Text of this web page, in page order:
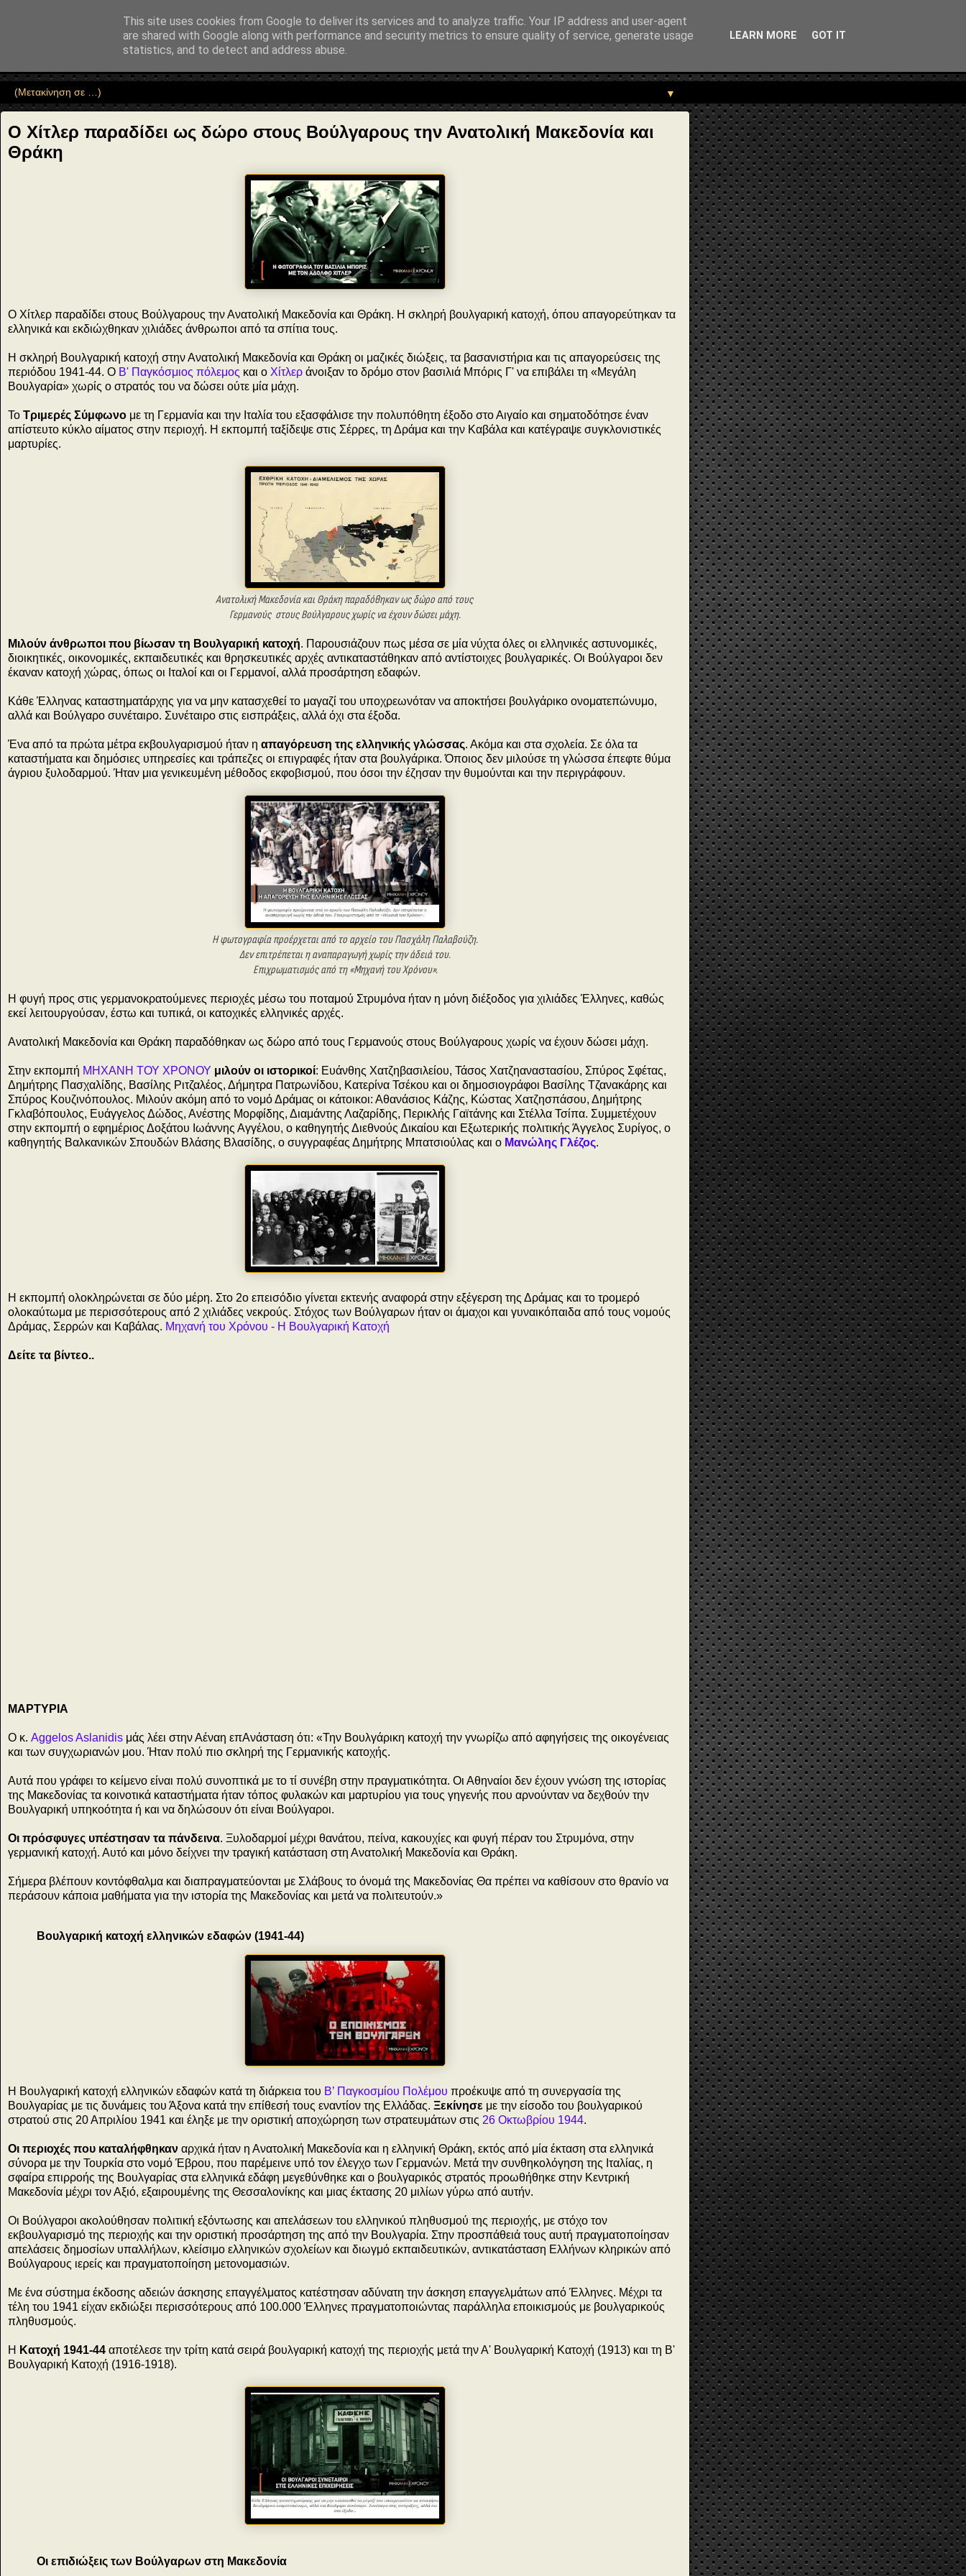
Αέναη επΑνάσταση
▼
Ο Χίτλερ παραδίδει ως δώρο στους Βούλγαρους την Ανατολική Μακεδονία και
Θράκη
Ο Χίτλερ παραδίδει στους Βούλγαρους την Ανατολική Μακεδονία και Θράκη. Η σκληρή βουλγαρική κατοχή, όπου απαγορεύτηκαν τα
ελληνικά και εκδιώχθηκαν χιλιάδες άνθρωποι από τα σπίτια τους.
Η σκληρή Βουλγαρική κατοχή στην Ανατολική Μακεδονία και Θράκη οι μαζικές διώξεις, τα βασανιστήρια και τις απαγορεύσεις της
περιόδου 1941-44. Ο Β' Παγκόσμιος πόλεμος και ο Χίτλερ άνοιξαν το δρόμο στον βασιλιά Μπόρις Γ' να επιβάλει τη «Μεγάλη
Βουλγαρία» χωρίς ο στρατός του να δώσει ούτε μία μάχη.
Το Τριμερές Σύμφωνο με τη Γερμανία και την Ιταλία του εξασφάλισε την πολυπόθητη έξοδο στο Αιγαίο και σηματοδότησε έναν
απίστευτο κύκλο αίματος στην περιοχή. Η εκπομπή ταξίδεψε στις Σέρρες, τη Δράμα και την Καβάλα και κατέγραψε συγκλονιστικές
μαρτυρίες.
Ανατολική Μακεδονία και Θράκη παραδόθηκανως δώρο από τους
Γερμανούς στουςΒούλγαρους χωρίς να έχουν δώσει μάχη.
Μιλούν άνθρωποι που βίωσαν τη Βουλγαρική κατοχή. Παρουσιάζουν πως μέσα σε μία νύχτα όλες οι ελληνικές αστυνομικές,
διοικητικές, οικονομικές, εκπαιδευτικές και θρησκευτικές αρχές αντικαταστάθηκαν από αντίστοιχες βουλγαρικές. Οι Βούλγαροι δεν
έκαναν κατοχή χώρας, όπως οι Ιταλοί και οι Γερμανοί, αλλά προσάρτηση εδαφών.
Κάθε Έλληνας καταστηματάρχης για να μην κατασχεθεί το μαγαζί του υποχρεωνόταν να αποκτήσει βουλγάρικο ονοματεπώνυμο,
αλλά και Βούλγαρο συνέταιρο. Συνέταιρο στις εισπράξεις, αλλά όχι στα έξοδα.
Ένα από τα πρώτα μέτρα εκβουλγαρισμού ήταν η απαγόρευση της ελληνικής γλώσσας. Ακόμα και στα σχολεία. Σε όλα τα
καταστήματα και δημόσιες υπηρεσίες και τράπεζες οι επιγραφές ήταν στα βουλγάρικα. Όποιος δεν μιλούσε τη γλώσσα έπεφτε θύμα
άγριου ξυλοδαρμού. Ήταν μια γενικευμένη μέθοδος εκφοβισμού, που όσοι την έζησαν την θυμούνται και την περιγράφουν.
Η φωτογραφία προέρχεται από το αρχείο του Πασχάλη Παλαβούζη.
Δεν επιτρέπεται η αναπαραγωγή χωρίς την άδειά του.
Επιχρωματισμός από τη «Μηχανή του Χρόνου».
Η φυγή προς στις γερμανοκρατούμενες περιοχές μέσω του ποταμού Στρυμόνα ήταν η μόνη διέξοδος για χιλιάδες Έλληνες, καθώς
εκεί λειτουργούσαν, έστω και τυπικά, οι κατοχικές ελληνικές αρχές.
Ανατολική Μακεδονία και Θράκη παραδόθηκαν ως δώρο από τους Γερμανούς στους Βούλγαρους χωρίς να έχουν δώσει μάχη.
Στην εκπομπή ΜΗΧΑΝΗ ΤΟΥ ΧΡΟΝΟΥ μιλούν οι ιστορικοί: Ευάνθης Χατζηβασιλείου, Τάσος Χατζηαναστασίου, Σπύρος Σφέτας,
Δημήτρης Πασχαλίδης, Βασίλης Ριτζαλέος, Δήμητρα Πατρωνίδου, Κατερίνα Τσέκου και οι δημοσιογράφοι Βασίλης Τζανακάρης και
Σπύρος Κουζινόπουλος. Μιλούν ακόμη από το νομό Δράμας οι κάτοικοι: Αθανάσιος Κάζης, Κώστας Χατζησπάσου, Δημήτρης
Γκλαβόπουλος, Ευάγγελος Δώδος, Ανέστης Μορφίδης, Διαμάντης Λαζαρίδης, Περικλής Γαϊτάνης και Στέλλα Τσίπα. Συμμετέχουν
στην εκπομπή ο εφημέριος Δοξάτου Ιωάννης Αγγέλου, ο καθηγητής Διεθνούς Δικαίου και Εξωτερικής πολιτικής Άγγελος Συρίγος, ο
καθηγητής Βαλκανικών Σπουδών Βλάσης Βλασίδης, ο συγγραφέας Δημήτρης Μπατσιούλας και ο Μανώλης Γλέζος.
Η εκπομπή ολοκληρώνεται σε δύο μέρη. Στο 2ο επεισόδιο γίνεται εκτενής αναφορά στην εξέγερση της Δράμας και το τρομερό
ολοκαύτωμα με περισσότερους από 2 χιλιάδες νεκρούς. Στόχος των Βούλγαρων ήταν οι άμαχοι και γυναικόπαιδα από τους νομούς
Δράμας, Σερρών και Καβάλας. Μηχανή του Χρόνου - Η Βουλγαρική Κατοχή
Δείτε τα βίντεο..
ΜΑΡΤΥΡΙΑ
Ο κ. Aggelos Aslanidis μάς λέει στην Αέναη επΑνάσταση ότι: «Την Βουλγάρικη κατοχή την γνωρίζω από αφηγήσεις της οικογένειας
και των συγχωριανών μου. Ήταν πολύ πιο σκληρή της Γερμανικής κατοχής.
Αυτά που γράφει το κείμενο είναι πολύ συνοπτικά με το τί συνέβη στην πραγματικότητα. Οι Αθηναίοι δεν έχουν γνώση της ιστορίας
της Μακεδονίας τα κοινοτικά καταστήματα ήταν τόπος φυλακών και μαρτυρίου για τους γηγενής που αρνούνταν να δεχθούν την
Βουλγαρική υπηκοότητα ή και να δηλώσουν ότι είναι Βούλγαροι.
Οι πρόσφυγες υπέστησαν τα πάνδεινα. Ξυλοδαρμοί μέχρι θανάτου, πείνα, κακουχίες και φυγή πέραν του Στρυμόνα, στην
γερμανική κατοχή. Αυτό και μόνο δείχνει την τραγική κατάσταση στη Ανατολική Μακεδονία και Θράκη.
Σήμερα βλέπουν κοντόφθαλμα και διαπραγματεύονται με Σλάβους το όνομά της Μακεδονίας Θα πρέπει να καθίσουν στο θρανίο να
περάσουν κάποια μαθήματα για την ιστορία της Μακεδονίας και μετά να πολιτευτούν.»
Βουλγαρική κατοχή ελληνικών εδαφών (1941-44)
Η Βουλγαρική κατοχή ελληνικών εδαφών κατά τη διάρκεια του Β’ Παγκοσμίου Πολέμου προέκυψε από τη συνεργασία της
Βουλγαρίας με τις δυνάμεις του Άξονα κατά την επίθεσή τους εναντίον της Ελλάδας. Ξεκίνησε με την είσοδο του βουλγαρικού
στρατού στις 20 Απριλίου 1941 και έληξε με την οριστική αποχώρηση των στρατευμάτων στις 26 Οκτωβρίου 1944.
Οι περιοχές που καταλήφθηκαν αρχικά ήταν η Ανατολική Μακεδονία και η ελληνική Θράκη, εκτός από μία έκταση στα ελληνικά
σύνορα με την Τουρκία στο νομό Έβρου, που παρέμεινε υπό τον έλεγχο των Γερμανών. Μετά την συνθηκολόγηση της Ιταλίας, η
σφαίρα επιρροής της Βουλγαρίας στα ελληνικά εδάφη μεγεθύνθηκε και ο βουλγαρικός στρατός προωθήθηκε στην Κεντρική
Μακεδονία μέχρι τον Αξιό, εξαιρουμένης της Θεσσαλονίκης και μιας έκτασης 20 μιλίων γύρω από αυτήν.
Οι Βούλγαροι ακολούθησαν πολιτική εξόντωσης και απελάσεων του ελληνικού πληθυσμού της περιοχής, με στόχο τον
εκβουλγαρισμό της περιοχής και την οριστική προσάρτηση της από την Βουλγαρία. Στην προσπάθειά τους αυτή πραγματοποίησαν
απελάσεις δημοσίων υπαλλήλων, κλείσιμο ελληνικών σχολείων και διωγμό εκπαιδευτικών, αντικατάσταση Ελλήνων κληρικών από
Βούλγαρους ιερείς και πραγματοποίηση μετονομασιών.
Με ένα σύστημα έκδοσης αδειών άσκησης επαγγέλματος κατέστησαν αδύνατη την άσκηση επαγγελμάτων από Έλληνες. Μέχρι τα
τέλη του 1941 είχαν εκδιώξει περισσότερους από 100.000 Έλληνες πραγματοποιώντας παράλληλα εποικισμούς με βουλγαρικούς
πληθυσμούς.
Η Κατοχή 1941-44 αποτέλεσε την τρίτη κατά σειρά βουλγαρική κατοχή της περιοχής μετά την Α' Βουλγαρική Κατοχή (1913) και τη Β'
Βουλγαρική Κατοχή (1916-1918).
Οι επιδιώξεις των Βούλγαρων στη Μακεδονία
This site uses cookies from Google to deliver its services and to analyze traffic. Your IP address and user-agent
are shared with Google along with performance and security metrics to ensure quality of service, generate usage
statistics, and to detect and address abuse.
LEARN MORE GOT IT